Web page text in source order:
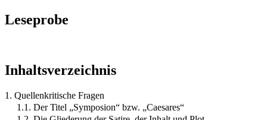
Leseprobe
Inhaltsverzeichnis
1. Quellenkritische Fragen
1.1. Der Titel „Symposion“ bzw. „Caesares“